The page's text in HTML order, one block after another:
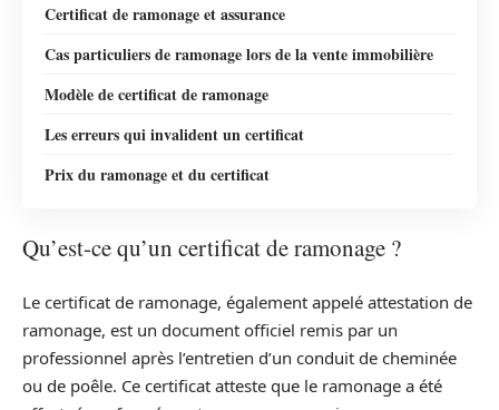
Certificat de ramonage et assurance
Cas particuliers de ramonage lors de la vente immobilière
Modèle de certificat de ramonage
Les erreurs qui invalident un certificat
Prix du ramonage et du certificat
Qu’est-ce qu’un certificat de ramonage ?
Le certificat de ramonage, également appelé attestation de
ramonage, est un document officiel remis par un
professionnel après l’entretien d’un conduit de cheminée
ou de poêle. Ce certificat atteste que le ramonage a été